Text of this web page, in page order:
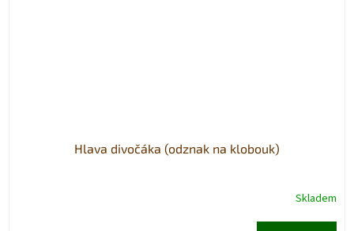
Hlava divočáka (odznak na klobouk)
Skladem